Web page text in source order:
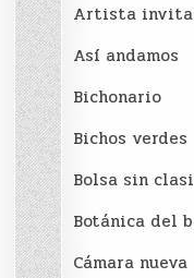
Artista
Así andamos
Bichonario
Bichos verdes
Bolsa sin
Botánica del
Cámara nueva